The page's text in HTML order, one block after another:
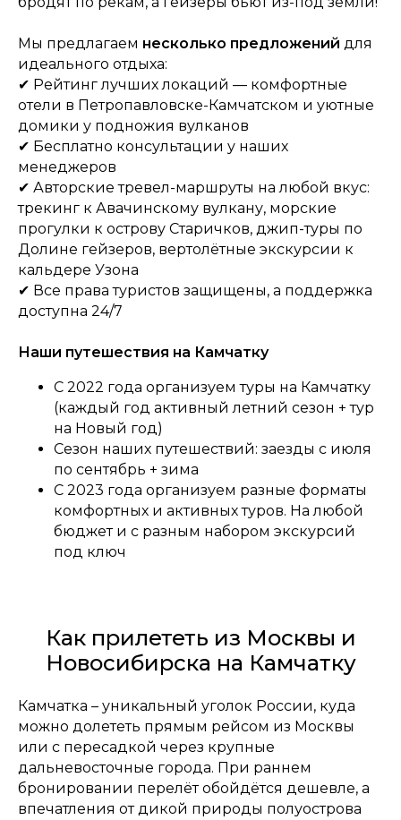
Мы предлагаем несколько предложений для
идеального отдыха:
✔ Рейтинг лучшихлокаций — комфортные
отели в Петропавловске-Камчатском и уютные
домики у подножия вулканов
✔ Бесплатно консультации у наших
менеджеров
✔ Авторские тревел-маршруты на любой вкус:
трекинг к Авачинскому вулкану, морские
прогулки к острову Старичков, джип-туры по
Долине гейзеров, вертолётные экскурсии к
кальдере Узона
✔ Все права туристов защищены, а поддержка
доступна 24/7
Наши путешествия на Камчатку
С 2022 года организуем туры на Камчатку
(каждый год активный летний сезон + тур
на Новый год)
Сезон наших путешествий: заезды с июля
по сентябрь + зима
С 2023 года организуем разные форматы
комфортных и активных туров. На любой
бюджет и с разным набором экскурсий
под ключ
Как прилететь из Москвы и
Новосибирска на Камчатку
Камчатка – уникальный уголок России, куда
можно долететь прямым рейсом из Москвы
или с пересадкой через крупные
дальневосточные города. При раннем
бронировании перелёт обойдётся дешевле, а
впечатления от дикой природы полуострова